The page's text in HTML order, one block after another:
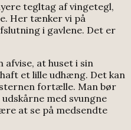
tegltag af vingetegl,
Her tænker vi på
i gavlene. Det er
afvise, at huset i sin
et lille udhæng. Det kan
fortælle. Man bør
med svungne
at se på medsendte